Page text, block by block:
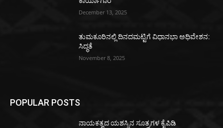
December 13, 2025
ತುಮಕೂರಿನಲ್ಲಿ ದಿನದಮಟ್ಟಿಗೆ ವಿಧಾನಭಾ ಅಧಿವೇಶನ:
ಸಿದ್ಧತೆ
November 8, 2025
POPULAR POSTS
ನಾಯಕತ್ವದ ಯಶಸ್ಸಿನ ಸೂತ್ರಗಳ ಕೈಪಿಡಿ